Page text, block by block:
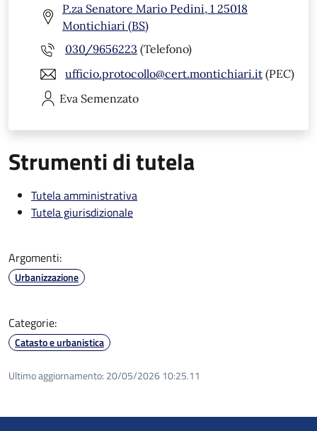
P.za Senatore Mario Pedini, 1 25018
Montichiari (BS)
030/9656223 (Telefono)
ufficio.protocollo@cert.montichiari.it (PEC)
Eva Semenzato
Strumenti di tutela
Tutela amministrativa
Tutela giurisdizionale
Argomenti:
Urbanizzazione
Categorie:
Catasto e urbanistica
Ultimo aggiornamento: 20/05/2026 10:25.11